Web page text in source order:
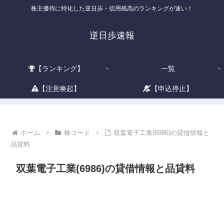
株主優待に特化した逆日歩・信用残高のランキングが速い！
逆日歩速報
【ランキング】 一覧
【注意喚起】 【申込停止】
ホーム 株コード
双葉電子工業(6986)の貸借情報と
品貸料
双葉電子工業(6986)の貸借情報と品貸料